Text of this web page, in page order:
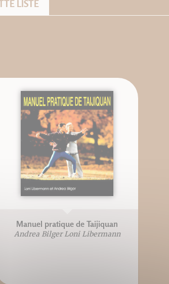
LISTE
Manuel pratique de Taijiquan
Andrea Bilger Loni Libermann